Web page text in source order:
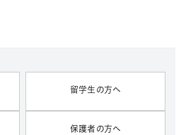
留学生の方へ
保護者の方へ